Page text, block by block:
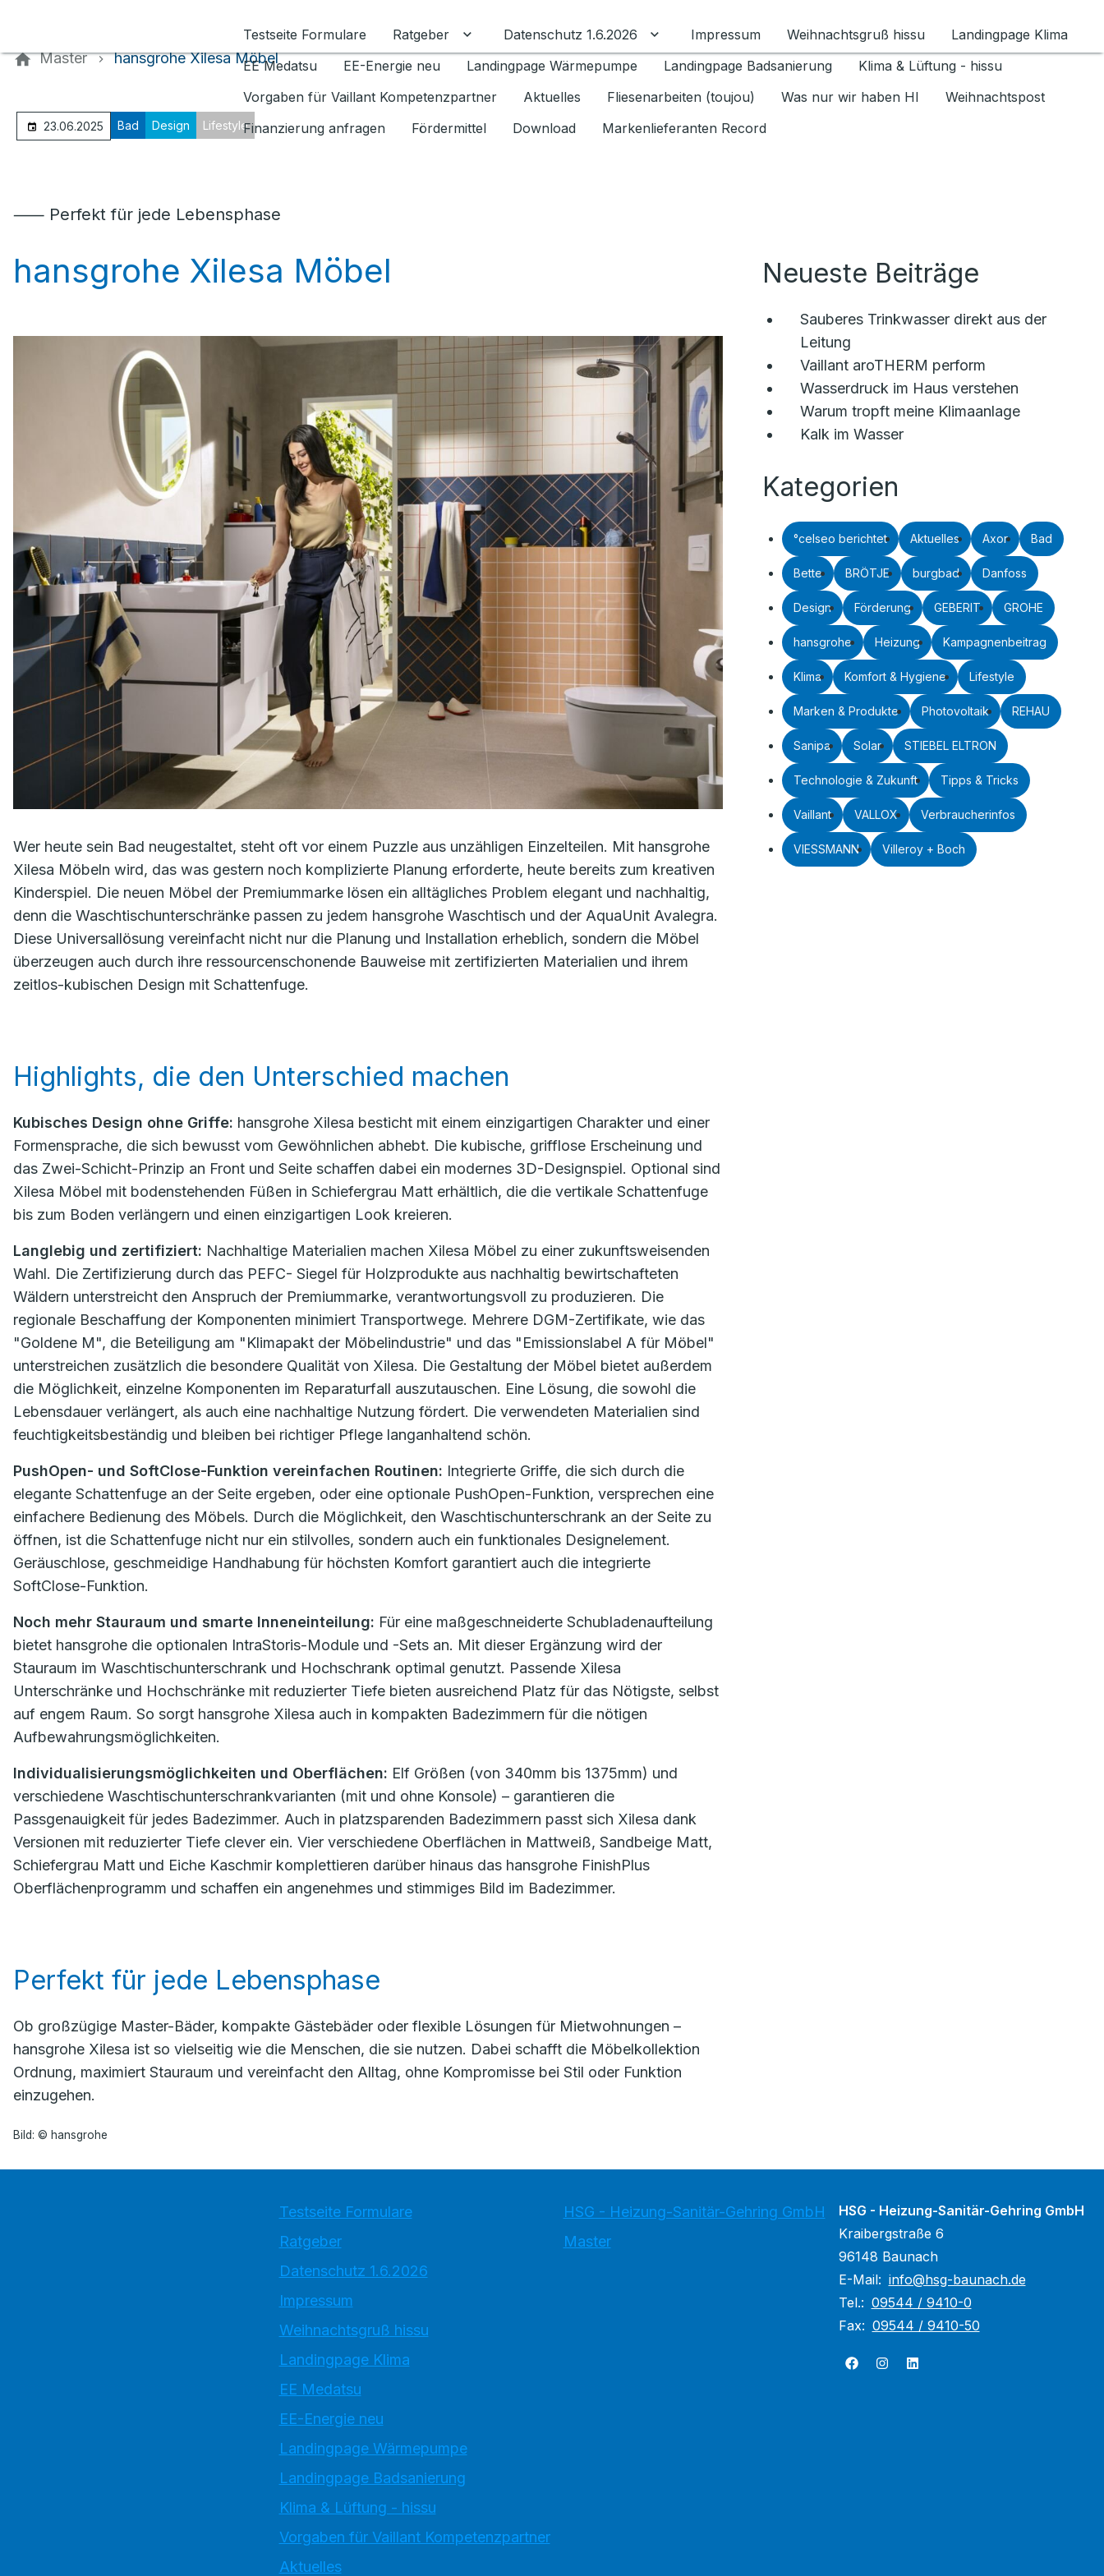
Testseite Formulare
Ratgeber Untermenü für Ratgeber umschalten
Datenschutz 1.6.2026 Untermenü für Datenschutz 1.6.2026 umschalten
Impressum Weihnachtsgruß hissu
Landingpage Klima
EE Medatsu
EE-Energie neu Landingpage Wärmepumpe Landingpage Badsanierung
Klima & Lüftung - hissu
Vorgaben für Vaillant Kompetenzpartner
Aktuelles Fliesenarbeiten (toujou) Was nur wir haben HI
Weihnachtspost
Finanzierung anfragen
Fördermittel Download Markenlieferanten Record
Master hansgrohe Xilesa Möbel
23.06.2025 Bad Design Lifestyle
⸺ Perfekt für jede Lebensphase
hansgrohe Xilesa Möbel
Wer heute sein Bad neugestaltet, steht oft vor einem Puzzle aus unzähligen Einzelteilen. Mit hansgrohe
Xilesa Möbeln wird, das was gestern noch komplizierte Planung erforderte, heute bereits zum kreativen
Kinderspiel. Die neuen Möbel der Premiummarke lösen ein alltägliches Problem elegant und nachhaltig,
denn die Waschtischunterschränke passen zu jedem hansgrohe Waschtisch und der AquaUnit Avalegra.
Diese Universallösung vereinfacht nicht nur die Planung und Installation erheblich, sondern die Möbel
überzeugen auch durch ihre ressourcenschonende Bauweise mit zertifizierten Materialien und ihrem
zeitlos-kubischen Design mit Schattenfuge.
Highlights, die den Unterschied machen
Kubisches Design ohne Griffe: hansgrohe Xilesa besticht mit einem einzigartigen Charakter und einer
Formensprache, die sich bewusst vom Gewöhnlichen abhebt. Die kubische, grifflose Erscheinung und
das Zwei-Schicht-Prinzip an Front und Seite schaffen dabei ein modernes 3D-Designspiel. Optional sind
Xilesa Möbel mit bodenstehenden Füßen in Schiefergrau Matt erhältlich, die die vertikale Schattenfuge
bis zum Boden verlängern und einen einzigartigen Look kreieren.
Langlebig und zertifiziert: Nachhaltige Materialien machen Xilesa Möbel zu einer zukunftsweisenden
Wahl. Die Zertifizierung durch das PEFC- Siegel für Holzprodukte aus nachhaltig bewirtschafteten
Wäldern unterstreicht den Anspruch der Premiummarke, verantwortungsvoll zu produzieren. Die
regionale Beschaffung der Komponenten minimiert Transportwege. Mehrere DGM-Zertifikate, wie das
"Goldene M", die Beteiligung am "Klimapakt der Möbelindustrie" und das "Emissionslabel A für Möbel"
unterstreichen zusätzlich die besondere Qualität von Xilesa. Die Gestaltung der Möbel bietet außerdem
die Möglichkeit, einzelne Komponenten im Reparaturfall auszutauschen. Eine Lösung, die sowohl die
Lebensdauer verlängert, als auch eine nachhaltige Nutzung fördert. Die verwendeten Materialien sind
feuchtigkeitsbeständig und bleiben bei richtiger Pflege langanhaltend schön.
PushOpen- und SoftClose-Funktion vereinfachen Routinen: Integrierte Griffe, die sich durch die
elegante Schattenfuge an der Seite ergeben, oder eine optionale PushOpen-Funktion, versprechen eine
einfachere Bedienung des Möbels. Durch die Möglichkeit, den Waschtischunterschrank an der Seite zu
öffnen, ist die Schattenfuge nicht nur ein stilvolles, sondern auch ein funktionales Designelement.
Geräuschlose, geschmeidige Handhabung für höchsten Komfort garantiert auch die integrierte
SoftClose-Funktion.
Noch mehr Stauraum und smarte Inneneinteilung: Für eine maßgeschneiderte Schubladenaufteilung
bietet hansgrohe die optionalen IntraStoris-Module und -Sets an. Mit dieser Ergänzung wird der
Stauraum im Waschtischunterschrank und Hochschrank optimal genutzt. Passende Xilesa
Unterschränke und Hochschränke mit reduzierter Tiefe bieten ausreichend Platz für das Nötigste, selbst
auf engem Raum. So sorgt hansgrohe Xilesa auch in kompakten Badezimmern für die nötigen
Aufbewahrungsmöglichkeiten.
Individualisierungsmöglichkeiten und Oberflächen: Elf Größen (von 340mm bis 1375mm) und
verschiedene Waschtischunterschrankvarianten (mit und ohne Konsole) – garantieren die
Passgenauigkeit für jedes Badezimmer. Auch in platzsparenden Badezimmern passt sich Xilesa dank
Versionen mit reduzierter Tiefe clever ein. Vier verschiedene Oberflächen in Mattweiß, Sandbeige Matt,
Schiefergrau Matt und Eiche Kaschmir komplettieren darüber hinaus das hansgrohe FinishPlus
Oberflächenprogramm und schaffen ein angenehmes und stimmiges Bild im Badezimmer.
Perfekt für jede Lebensphase
Ob großzügige Master-Bäder, kompakte Gästebäder oder flexible Lösungen für Mietwohnungen –
hansgrohe Xilesa ist so vielseitig wie die Menschen, die sie nutzen. Dabei schafft die Möbelkollektion
Ordnung, maximiert Stauraum und vereinfacht den Alltag, ohne Kompromisse bei Stil oder Funktion
einzugehen.
Bild: © hansgrohe
Neueste Beiträge
Sauberes Trinkwasser direkt aus der
Leitung
Vaillant aroTHERM perform
Wasserdruck im Haus verstehen
Warum tropft meine Klimaanlage
Kalk im Wasser
Kategorien
°celseo berichtet Aktuelles Axor Bad
Bette BRÖTJE burgbad Danfoss
Design Förderung GEBERIT GROHE
hansgrohe Heizung Kampagnenbeitrag
Klima Komfort & Hygiene Lifestyle
Marken & Produkte Photovoltaik REHAU
Sanipa Solar STIEBEL ELTRON
Technologie & Zukunft Tipps & Tricks
Vaillant VALLOX Verbraucherinfos
VIESSMANN Villeroy + Boch
Testseite Formulare
Ratgeber
Datenschutz 1.6.2026
Impressum
Weihnachtsgruß hissu
Landingpage Klima
EE Medatsu
EE-Energie neu
Landingpage Wärmepumpe
Landingpage Badsanierung
Klima & Lüftung - hissu
Vorgaben für Vaillant Kompetenzpartner
Aktuelles
HSG - Heizung-Sanitär-Gehring GmbH
Master
HSG - Heizung-Sanitär-Gehring GmbH
Kraibergstraße 6
96148 Baunach
E-Mail: info@hsg-baunach.de
Tel.: 09544 / 9410-0
Fax: 09544 / 9410-50